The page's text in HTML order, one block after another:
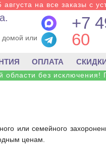
на все заказы с
домой или
+7
60
ОПЛАТА
без исключения!
или семейного
ценам.